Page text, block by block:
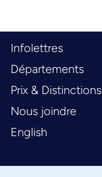
Infolettres
Départements
Prix & Distinctions
Nous joindre
English